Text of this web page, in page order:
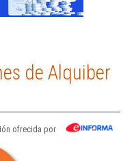
de Alquiber
ofrecida por